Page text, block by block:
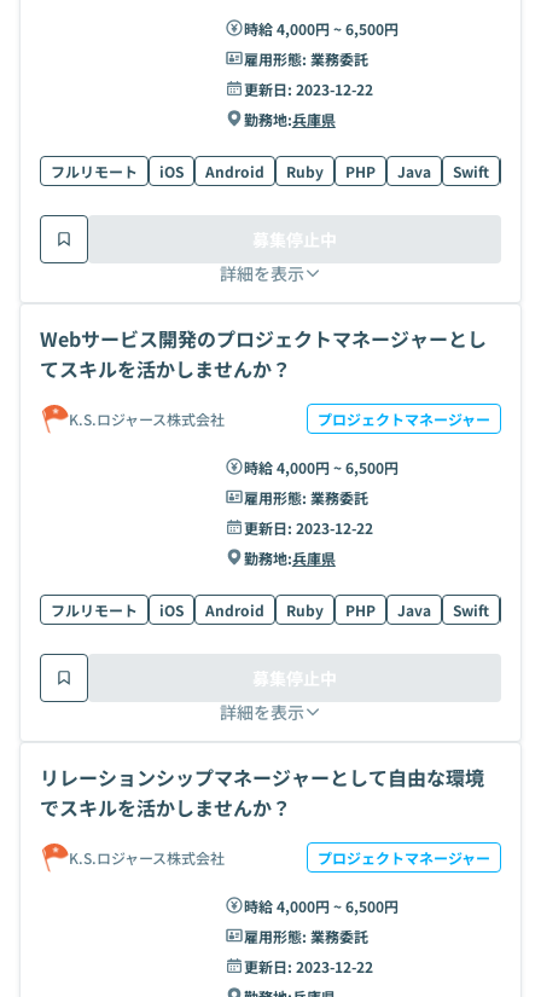
時給 4,000円 ~ 6,500円
雇用形態: 業務委託
更新日: 2023-12-22
勤務地:兵庫県
フルリモート iOS Android Ruby PHP Java Swift
詳細を表示
募集停止中
Webサービス開発のプロジェクトマネージャーとし
てスキルを活かしませんか？
K.S.ロジャース株式会社 プロジェクトマネージャー
時給 4,000円 ~ 6,500円
雇用形態: 業務委託
更新日: 2023-12-22
勤務地:兵庫県
フルリモート iOS Android Ruby PHP Java Swift
詳細を表示
募集停止中
リレーションシップマネージャーとして自由な環境
でスキルを活かしませんか？
K.S.ロジャース株式会社 プロジェクトマネージャー
時給 4,000円 ~ 6,500円
雇用形態: 業務委託
更新日: 2023-12-22